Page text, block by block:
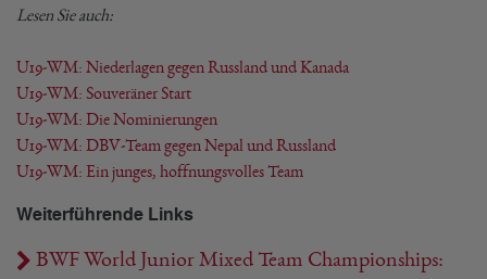
Lesen Sie auch:
U19-WM: Niederlagen gegen Russland und Kanada
U19-WM: Souveräner Start
U19-WM: Die Nominierungen
U19-WM: DBV-Team gegen Nepal und Russland
U19-WM: Ein junges, hoffnungsvolles Team
Weiterführende Links
BWF World Junior Mixed Team Championships: